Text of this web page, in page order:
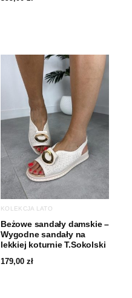
KOLEKCJA LATO
Beżowe sandały damskie –
Wygodne sandały na
lekkiej koturnie T.Sokolski
179,00 zł